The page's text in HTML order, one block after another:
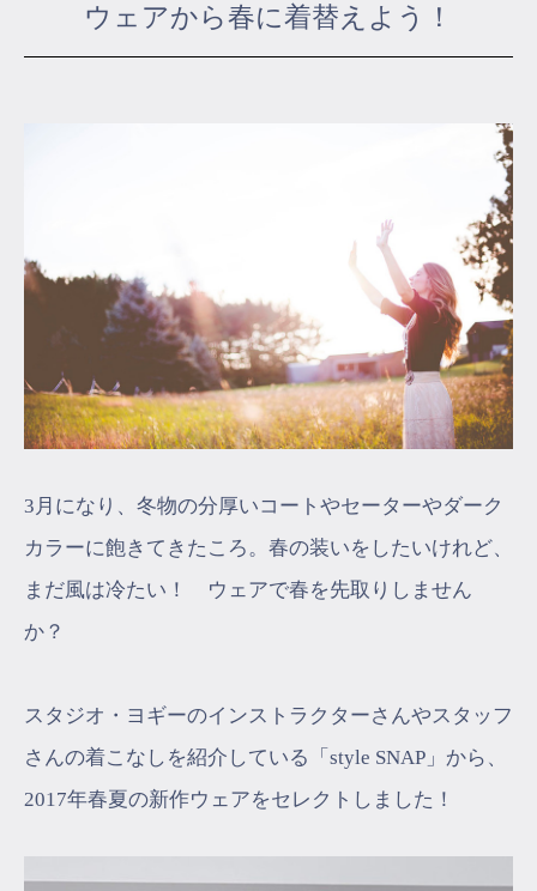
yoggy mommy
クラス参加にあたっての同意書
特定商取引にかかわる表示
プライバシーポリシー
ウェアから春に着替えよう！
3月になり、冬物の分厚いコートやセーターやダーク
カラーに飽きてきたころ。春の装いをしたいけれど、
まだ風は冷たい！ ウェアで春を先取りしません
か？
スタジオ・ヨギーのインストラクターさんやスタッフ
さんの着こなしを紹介している「style SNAP」から、
2017年春夏の新作ウェアをセレクトしました！